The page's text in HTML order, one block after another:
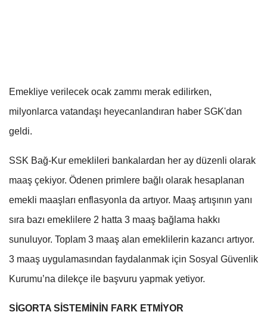
Emekliye verilecek ocak zammı merak edilirken,
milyonlarca vatandaşı heyecanlandıran haber SGK'dan
geldi.
SSK Bağ-Kur emeklileri bankalardan her ay düzenli olarak
maaş çekiyor. Ödenen primlere bağlı olarak hesaplanan
emekli maaşları enflasyonla da artıyor. Maaş artışının yanı
sıra bazı emeklilere 2 hatta 3 maaş bağlama hakkı
sunuluyor. Toplam 3 maaş alan emeklilerin kazancı artıyor.
3 maaş uygulamasından faydalanmak için Sosyal Güvenlik
Kurumu’na dilekçe ile başvuru yapmak yetiyor.
SİGORTA SİSTEMİNİN FARK ETMİYOR